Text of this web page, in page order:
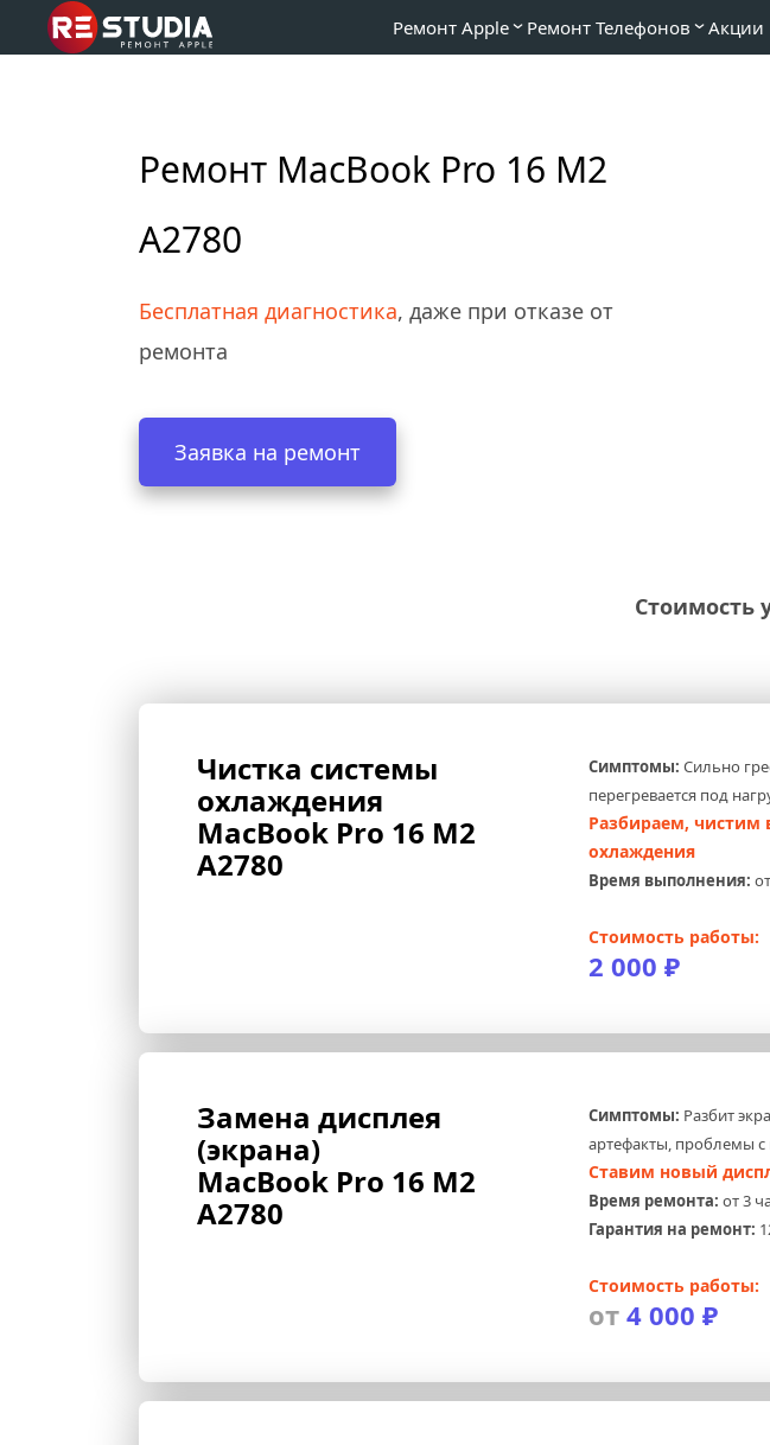
Ремонт Apple Ремонт Телефонов Акции
Ремонт MacBook Pro 16 M2
A2780
Бесплатная диагностика, даже при отказе от
ремонта
Заявка на ремонт
Стоимость
Чистка системы
охлаждения
MacBook Pro 16 M2
A2780
Симптомы: Сильно
перегревается под
Разбираем, чистим
охлаждения
Время выполнения:
Стоимость работы:
2 000 ₽
Замена дисплея
(экрана)
MacBook Pro 16 M2
A2780
Симптомы: Разбит
артефакты, проблемы с
Ставим новый
Время ремонта: от 3
Гарантия на ремонт:
Стоимость работы:
от 4 000 ₽